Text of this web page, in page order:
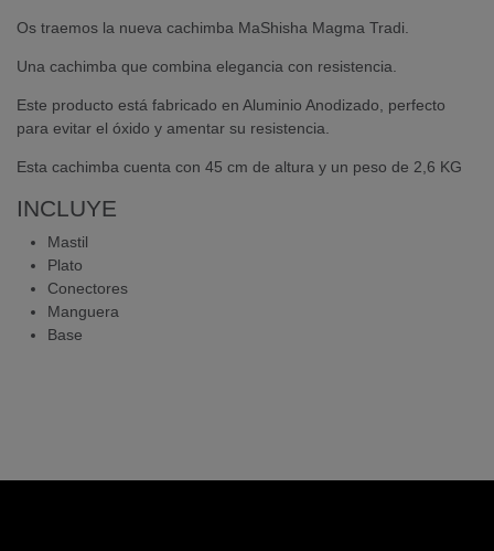
Os traemos la nueva cachimba MaShisha Magma Tradi.
Una cachimba que combina elegancia con resistencia.
Este producto está fabricado en Aluminio Anodizado, perfecto
para evitar el óxido y amentar su resistencia.
Esta cachimba cuenta con 45 cm de altura y un peso de 2,6 KG
INCLUYE
Mastil
Plato
Conectores
Manguera
Base